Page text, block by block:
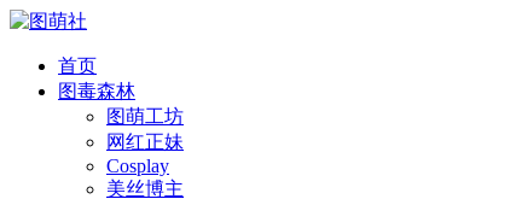
首页
图毒森林
图萌工坊
网红正妹
Cosplay
美丝博主